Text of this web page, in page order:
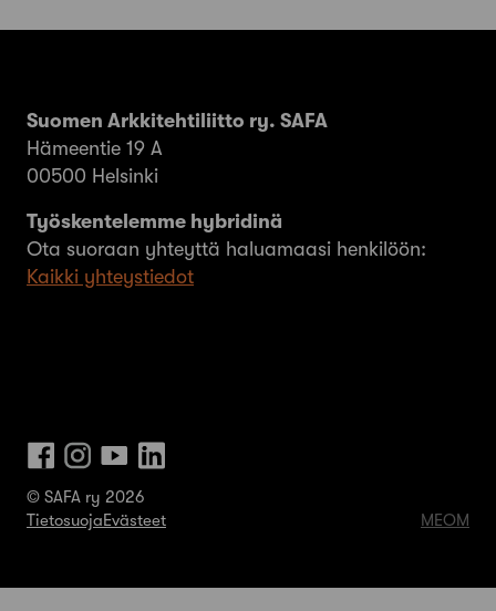
Suomen Arkkitehtiliitto ry. SAFA
Hämeentie 19 A
00500 Helsinki
Työskentelemme hybridinä
Ota suoraan yhteyttä haluamaasi henkilöön:
Kaikki yhteystiedot
© SAFA ry 2026
TietosuojaEvästeet MEOM